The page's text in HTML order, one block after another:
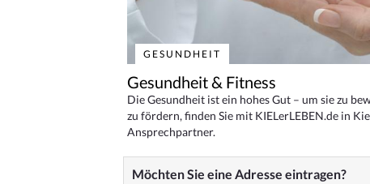
GESUNDHEIT
Gesundheit & Fitness
Die Gesundheit ist ein hohes Gut – um sie zu
zu fördern, finden Sie mit KIELerLEBEN.de in
Ansprechpartner.
Möchten Sie eine Adresse eintragen?